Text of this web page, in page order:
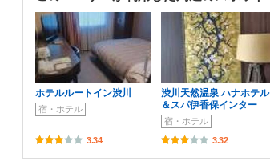
ホテルルートイン渋川
宿・ホテル
3.34
渋川天然温泉 ハナホテル
＆スパ伊香保インター
宿・ホテル
3.32